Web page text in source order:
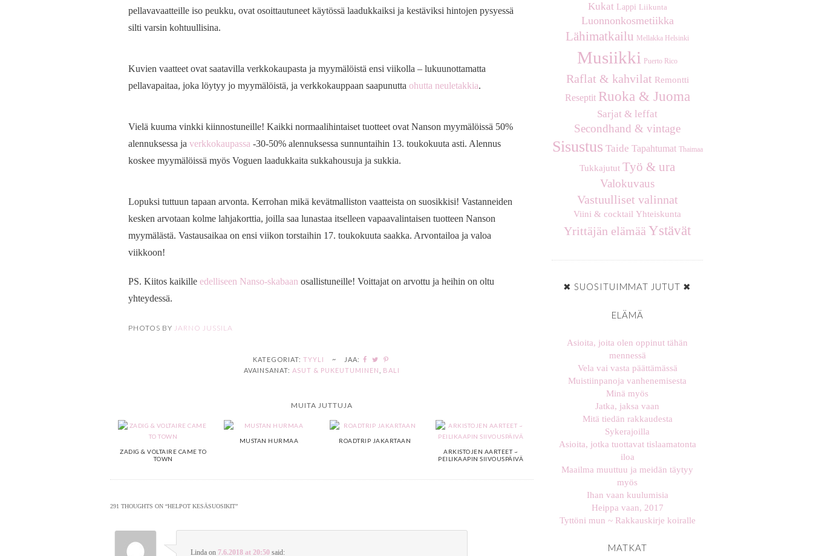
pellavavaatteille iso peukku, ovat osoittautuneet käytössä laadukkaiksi ja kestäviksi hintojen pysyessä
silti varsin kohtuullisina.
Kuvien vaatteet ovat saatavilla verkkokaupasta ja myymälöistä ensi viikolla – lukuunottamatta
pellavapaitaa, joka löytyy jo myymälöistä, ja verkkokauppaan saapunutta ohutta neuletakkia.
Vielä kuuma vinkki kiinnostuneille! Kaikki normaalihintaiset tuotteet ovat Nanson myymälöissä 50%
alennuksessa ja verkkokaupassa -30-50% alennuksessa sunnuntaihin 13. toukokuuta asti. Alennus
koskee myymälöissä myös Voguen laadukkaita sukkahousuja ja sukkia.
Lopuksi tuttuun tapaan arvonta. Kerrohan mikä kevätmalliston vaatteista on suosikkisi! Vastanneiden
kesken arvotaan kolme lahjakorttia, joilla saa lunastaa itselleen vapaavalintaisen tuotteen Nanson
myymälästä. Vastausaikaa on ensi viikon torstaihin 17. toukokuuta saakka. Arvontailoa ja valoa
viikkoon!
PS. Kiitos kaikille edelliseen Nanso-skabaan osallistuneille! Voittajat on arvottu ja heihin on oltu
yhteydessä.
PHOTOS BY JARNO JUSSILA
KATEGORIAT: TYYLI ~
JAA:
AVAINSANAT: ASUT & PUKEUTUMINEN BALI
MUITA JUTTUJA
ZADIG & VOLTAIRE CAME TO
TOWN
MUSTAN HURMAA
ROADTRIP JAKARTAAN
ARKISTOJEN AARTEET ~
PEILIKAAPIN SIIVOUSPÄIVÄ
291 THOUGHTS ON “HELPOT KESÄSUOSIKIT”
Lindaon 7.6.2018 at 20:50 said:
Kukat Lappi Liikunta
Luonnonkosmetiikka
Lähimatkailu Mellakka Helsinki
Musiikki Puerto Rico
Raflat & kahvilat Remontti
Reseptit Ruoka & Juoma
Sarjat & leffat
Secondhand & vintage
Sisustus Taide Tapahtumat Thaimaa
Tukkajutut Työ & ura
Valokuvaus
Vastuulliset valinnat
Viini & cocktail Yhteiskunta
Yrittäjän elämää Ystävät
✖ SUOSITUIMMAT JUTUT ✖
ELÄMÄ
Asioita, joita olen oppinut tähän
mennessä
Vela vai vasta päättämässä
Muistiinpanoja vanhenemisesta
Minä myös
Jatka, jaksa vaan
Mitä tiedän rakkaudesta
Sykerajoilla
Asioita, jotka tuottavat tislaamatonta
iloa
Maailma muuttuu ja meidän täytyy
myös
Ihan vaan kuulumisia
Heippa vaan, 2017
Tyttöni mun ~ Rakkauskirje koiralle
MATKAT